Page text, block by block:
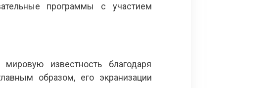
программы с участием
известность благодаря
образом, его экранизации